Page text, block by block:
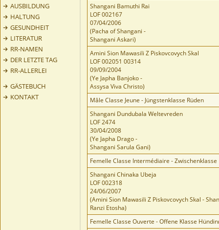
AUSBILDUNG
HALTUNG
GESUNDHEIT
LITERATUR
RR-NAMEN
DER LETZTE TAG
RR-ALLERLEI
GÄSTEBUCH
KONTAKT
Shangani Bamuthi Rai
LOF 002167
07/04/2006
(Pacha of Shangani -
Shangani Askari)
Amini Sion Mawasili Z Piskovcovych Skal
LOF 002051 00314
09/09/2004
(Ye Japha Banjoko -
Assysa Viva Christo)
Mâle Classe Jeune - Jüngstenklasse Rüden
Shangani Dundubala Weltevreden
LOF 2474
30/04/2008
(Ye Japha Drago -
Shangani Sarula Gani)
Femelle Classe Intermédiaire -
Shangani Chinaka Ubeja
LOF 002318
24/06/2007
(Amini Sion Mawasili Z Piskovcovych Skal -
Ranzi Etosha)
Femelle Classe Ouverte - Offene Klasse